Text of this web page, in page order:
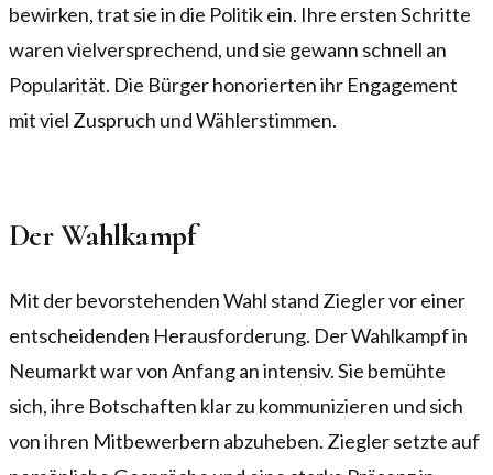
bewirken, trat sie in die Politik ein. Ihre ersten Schritte
waren vielversprechend, und sie gewann schnell an
Popularität. Die Bürger honorierten ihr Engagement
mit viel Zuspruch und Wählerstimmen.
Der Wahlkampf
Mit der bevorstehenden Wahl stand Ziegler vor einer
entscheidenden Herausforderung. Der Wahlkampf in
Neumarkt war von Anfang an intensiv. Sie bemühte
sich, ihre Botschaften klar zu kommunizieren und sich
von ihren Mitbewerbern abzuheben. Ziegler setzte auf